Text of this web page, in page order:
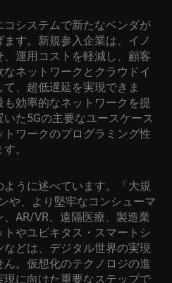
システムで新たなベンダが
す。新規参入企業は、イノ
運用コストを軽減し、顧客
ネットワークとクラウドイ
、超低遅延を実現できま
効率的なネットワークを提
た5Gの主要なユースケース
ワークのプログラミング性
。
うに述べています。「大規
や、より堅牢なコンシューマ
AR/VR、遠隔医療、製造業
やユビキタス・スマートシ
どは、デジタル世界の実現
。仮想化のテクノロジの進
に向けた重要なステップで